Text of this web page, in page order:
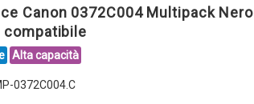
Canon 0372C004 Multipack Nero
compatibile
Alta capacità
0372C004.C